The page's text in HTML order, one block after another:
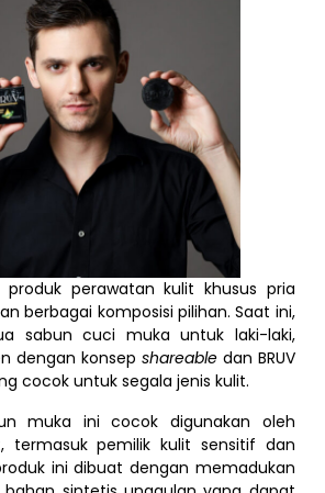
produk perawatan kulit khusus pria
berbagai komposisi pilihan. Saat ini,
sabun cuci muka untuk laki-laki,
dengan konsep shareabledan BRUV
cocok untuk segala jenis kulit.
muka ini cocok digunakan oleh
termasuk pemilik kulit sensitif dan
ini dibuat dengan memadukan